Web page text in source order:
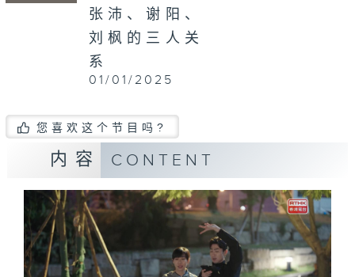
张沛、谢阳、
刘枫的三人关
系
01/01/2025
您喜欢这个节目吗?
内容 CONTENT